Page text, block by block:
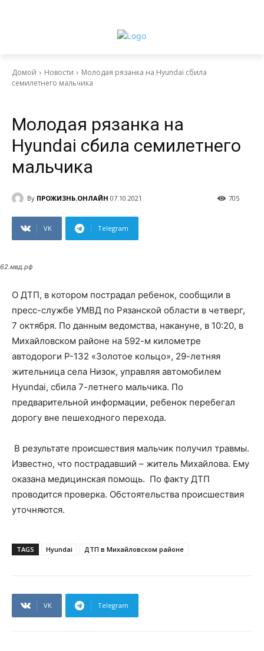
Домой Новости
Молодая рязанка на Hyundai сбила
семилетнего мальчика
Молодая рязанка на
Hyundai сбила семилетнего
мальчика
By ПРОЖИЗНЬ.ОНЛАЙН 07.10.2021 705
VK Telegram
62.мвд.рф
О ДТП, в котором пострадал ребенок, сообщили в
пресс-службе УМВД по Рязанской области в четверг,
7 октября. По данным ведомства, накануне, в 10:20, в
Михайловском районе на 592-м километре
автодороги Р-132 «Золотое кольцо», 29-летняя
жительница села Низок, управляя автомобилем
Hyundai, сбила 7-летнего мальчика. По
предварительной информации, ребенок перебегал
дорогу вне пешеходного перехода.
В результате происшествия мальчик получил травмы.
Известно, что пострадавший – житель Михайлова. Ему
оказана медицинская помощь. По факту ДТП
проводится проверка. Обстоятельства происшествия
уточняются.
TAGS Hyundai ДТП в Михайловском районе
VK Telegram